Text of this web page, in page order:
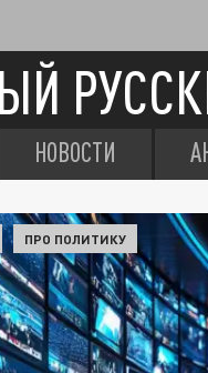
НОВОСТИ
ПРО ПОЛИТИКУ